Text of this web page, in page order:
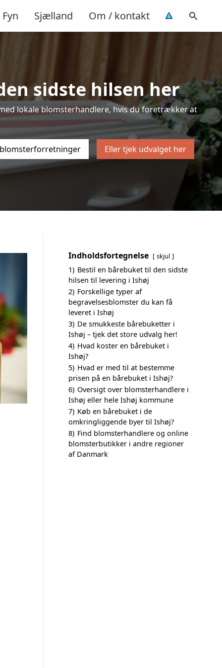
Fyn Sjælland Om / kontakt
sidste hilsen her
lokale blomsterhandlere, hvis du foretrækker at
Eller tjek udvalget her
Indholdsfortegnelse skjul
1) Bestil en bårebuket til den sidste
hilsen til levering i Ishøj
2) Forskellige typer af
begravelsesblomster du kan få
leveret i Ishøj
3) De smukkeste bårebuketter i
Ishøj – tjek det store udvalg her!
4) Hvad koster en bårebuket i
Ishøj?
5) Hvad er med til at bestemme
prisen på en bårebuket i Ishøj?
6) Oversigt over blomsterhandlere i
Ishøj eller hele Ishøj kommune
7) Køb en bårebuket i de
omkringliggende byer til Ishøj?
8) Find blomsterhandlere og online
blomsterbutikker i andre regioner
af Danmark